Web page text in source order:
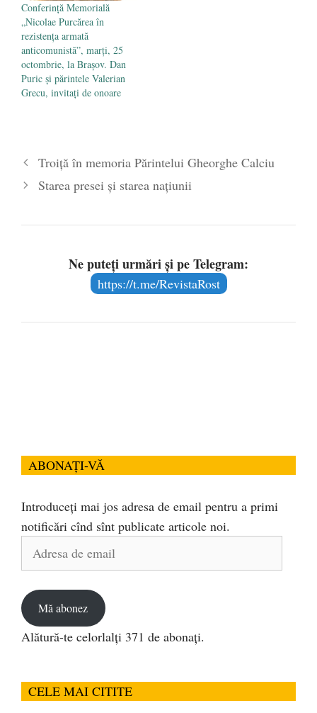
Conferință Memorială
„Nicolae Purcărea în
rezistența armată
anticomunistă”, marți, 25
octombrie, la Brașov. Dan
Puric și părintele Valerian
Grecu, invitați de onoare
Troiță în memoria Părintelui Gheorghe Calciu
Starea presei și starea națiunii
Ne puteți urmări și pe Telegram:
https://t.me/RevistaRost
ABONAȚI-VĂ
Introduceți mai jos adresa de email pentru a primi
notificări cînd sînt publicate articole noi.
Adresa
Mă abonez
Alătură-te celorlalți 371 de abonați.
CELE MAI CITITE